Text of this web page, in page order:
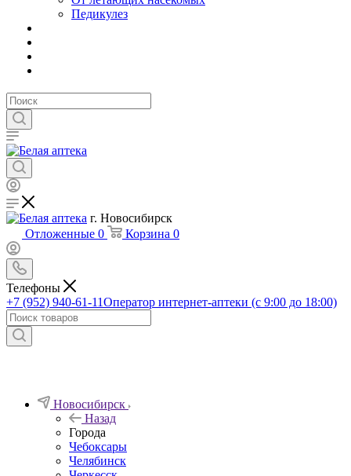
Педикулез
г. Новосибирск
Отложенные 0 Корзина 0
Телефоны
+7 (952) 940-61-11Оператор интернет-аптеки (с 9:00 до 18:00)
Новосибирск
Назад
Города
Чебоксары
Челябинск